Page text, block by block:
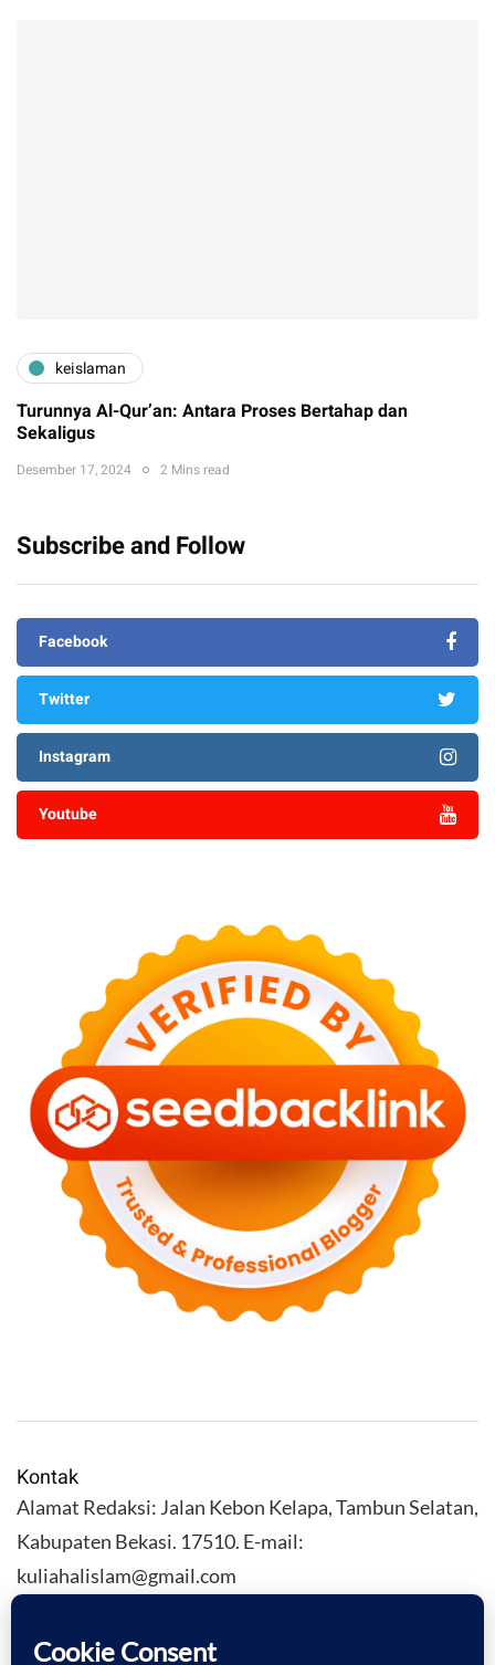
keislaman
Turunnya Al-Qur’an: Antara Proses Bertahap dan
Sekaligus
Desember 17, 2024 2 Mins read
Subscribe and Follow
Facebook
Twitter
Instagram
Youtube
Kontak
Alamat Redaksi: Jalan Kebon Kelapa, Tambun Selatan,
Kabupaten Bekasi. 17510. E-mail:
kuliahalislam@gmail.com